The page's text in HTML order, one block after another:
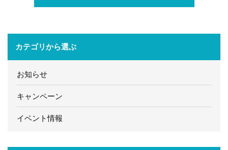
カテゴリから選ぶ
お知らせ
キャンペーン
イベント情報